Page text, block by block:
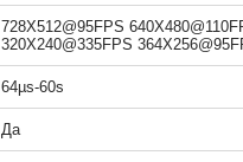
728X512@95FPS
320X240@335FPS
64µs-60s
Да
89700